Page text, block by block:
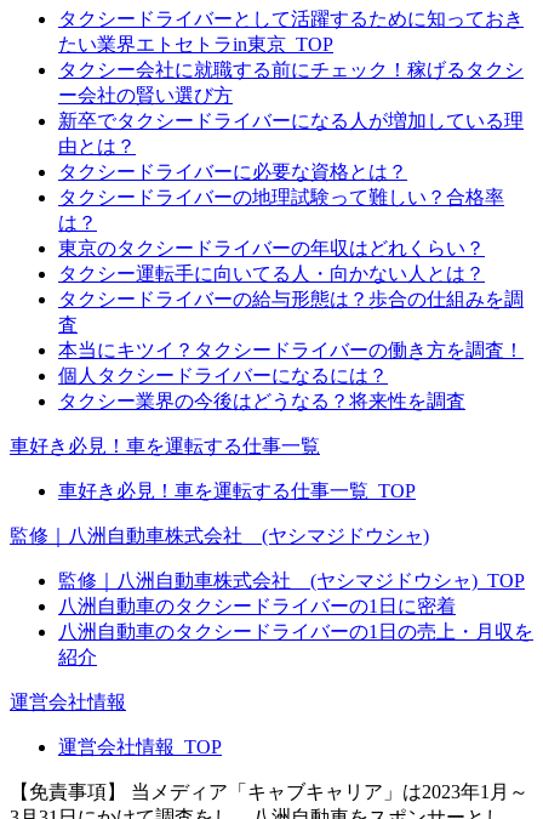
タクシードライバーとして活躍するために知っておき
たい業界エトセトラin東京_TOP
タクシー会社に就職する前にチェック！稼げるタクシ
ー会社の賢い選び方
新卒でタクシードライバーになる人が増加している理
由とは？
タクシードライバーに必要な資格とは？
タクシードライバーの地理試験って難しい？合格率
は？
東京のタクシードライバーの年収はどれくらい？
タクシー運転手に向いてる人・向かない人とは？
タクシードライバーの給与形態は？歩合の仕組みを調
査
本当にキツイ？タクシードライバーの働き方を調査！
個人タクシードライバーになるには？
タクシー業界の今後はどうなる？将来性を調査
車好き必見！車を運転する仕事一覧
車好き必見！車を運転する仕事一覧_TOP
監修｜八洲自動車株式会社 (ヤシマジドウシャ)
監修｜八洲自動車株式会社 (ヤシマジドウシャ)_TOP
八洲自動車のタクシードライバーの1日に密着
八洲自動車のタクシードライバーの1日の売上・月収を
紹介
運営会社情報
運営会社情報_TOP
【免責事項】
当メディア「キャブキャリア」は2023年1月～